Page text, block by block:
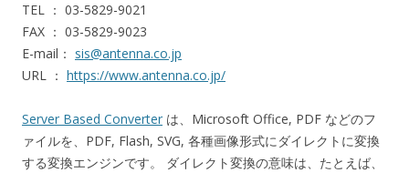
TEL ： 03-5829-9021
FAX ： 03-5829-9023
E-mail： sis@antenna.co.jp
URL ： https://www.antenna.co.jp/
Server Based Converter は、Microsoft Office, PDF などのフ
ァイルを、PDF, Flash, SVG, 各種画像形式にダイレクトに変換
する変換エンジンです。 ダイレクト変換の意味は、たとえば、